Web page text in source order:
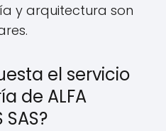
y arquitectura son
el servicio
de ALFA
SAS?